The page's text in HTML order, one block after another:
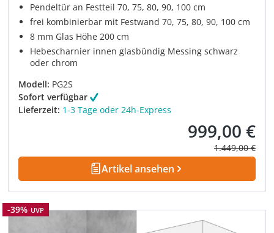
Pendeltür an Festteil 70, 75, 80, 90, 100 cm
frei kombinierbar mit Festwand 70, 75, 80, 90, 100 cm
8 mm Glas Höhe 200 cm
Hebescharnier innen glasbündig Messing schwarz
oder chrom
Modell: PG2S
Sofort verfügbar
Lieferzeit: 1-3 Tage oder 24h-Express
Verkaufspreis:
999,00 €
Regulärer
1.449,00 €
Artikel ansehen
Rabatt
-39% UVP